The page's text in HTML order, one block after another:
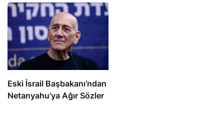
Eski İsrail Başbakanı’ndan
Netanyahu’ya Ağır Sözler